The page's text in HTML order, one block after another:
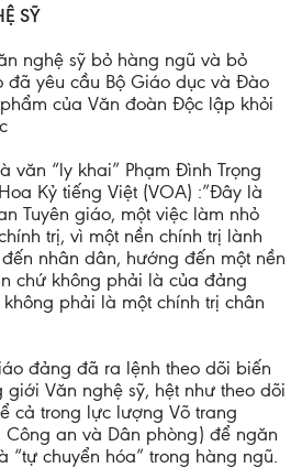
SỸ
nghệ sỹ bỏ hàng ngũ và bỏ
đã yêu cầu Bộ Giáo dục và Đào
của Văn đoàn Độc lập khỏi
văn “ly khai” Phạm Đình Trọng
Kỷ tiếng Việt (VOA) :”Đây là
Tuyên giáo, một việc làm nhỏ
trị, vì một nền chính trị lành
nhân dân, hướng đến một nền
chứ không phải là của đảng
phải là một chính trị chân
đảng đã ra lệnh theo dõi biến
giới Văn nghệ sỹ, hệt như theo dõi
cả trong lực lượng Võ trang
an và Dân phòng) để ngăn
“tự chuyển hóa” trong hàng ngũ.